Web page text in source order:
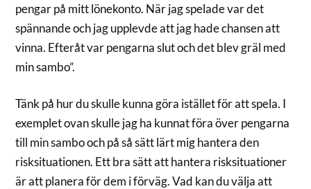
pengar på mitt lönekonto. När jag spelade var det
spännande och jag upplevde att jag hade chansen att
vinna. Efteråt var pengarna slut och det blev gräl med
min sambo”.
Tänk på hur du skulle kunna göra istället för att spela. I
exemplet ovan skulle jag ha kunnat föra över pengarna
till min sambo och på så sätt lärt mig hantera den
risksituationen. Ett bra sätt att hantera risksituationer
är att planera för dem i förväg. Vad kan du välja att